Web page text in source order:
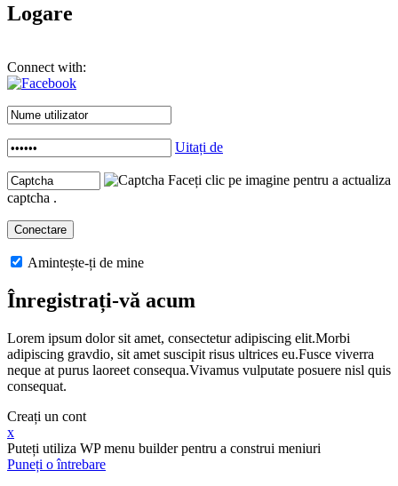
Logare
Connect with:
Uitați de
Faceți clic pe imagine pentru a actualiza
captcha .
Amintește-ți de mine
Înregistrați-vă acum
Lorem ipsum dolor sit amet, consectetur adipiscing elit.Morbi
adipiscing gravdio, sit amet suscipit risus ultrices eu.Fusce viverra
neque at purus laoreet consequa.Vivamus vulputate posuere nisl quis
consequat.
Creați un cont
x
Puteți utiliza WP menu builder pentru a construi meniuri
Puneți o întrebare